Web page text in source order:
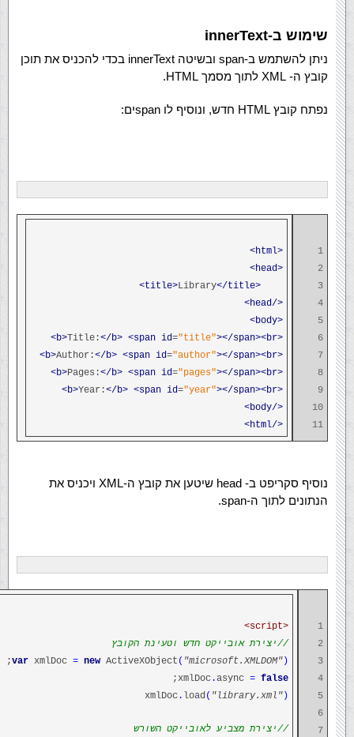
שימוש ב-innerText
ניתן להשתמש ב-span ובשיטה innerText בכדי להכניס את תוכן
קובץ ה- XML לתוך מסמך HTML.
נפתח קובץ HTML חדש, ונוסיף לו spanים:
1
2
3
4
5
6
7
8
9
10
11
<html>
<head>
<title>
Library</title>
</head>
<body>
<b>
Title:</b> <span id="title"></span><br>
<b>
Author:</b> <span id="author"></span><br>
<b>
Pages:</b> <span id="pages"></span><br>
<b>
Year:</b> <span id="year"></span><br>
</body>
</html>
נוסיף סקריפט ב- head שיטען את קובץ ה-XML ויכניס את
הנתונים לתוך ה-span.
1
2
3
4
5
6
7
<script>
//יצירת אובייקט חדש וטעינת הקובץ
var xmlDoc = new ActiveXObject ( "microsoft.XMLDOM" )
;
xmlDoc .async = false
;
xmlDoc . load ( "library.xml" )
//יצירת מצביע לאובייקט השורש